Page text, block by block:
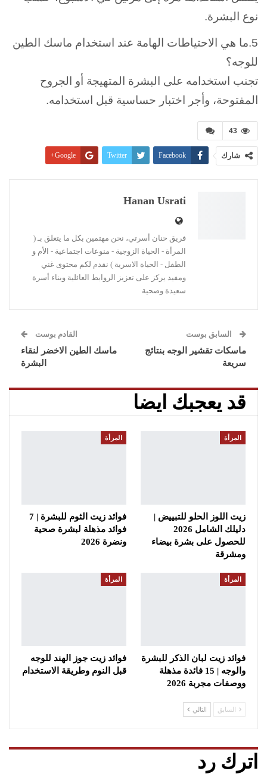
نوع البشرة.
5.ما هي الاحتياطات الهامة عند استخدام ماسك الطين
للوجه؟
تجنب استخدامه على البشرة المتهيجة أو الجروح
المفتوحة، وأجر اختبار حساسية قبل استخدامه.
43
شارك Facebook
Twitter
Google+
Linkedin
Hanan Usrati
فريق حنان أسرتي، نحن مهتمين بكل ما يتعلق بـ (
المرأة - الحياة الزوجية - منوعات اجتماعية - الأم و
الطفل - الحياة الاسرية ) نقدم لكم محتوى غني
ومفيد يركز على تعزيز الروابط العائلية وبناء أسرة
سعيدة وصحية
السابق بوست
ماسكات تقشير الوجه بنتائج
سريعة
القادم بوست
ماسك الطين الاخضر لنقاء
البشرة
قد يعجبك ايضا
المرأة
زيت اللوز الحلو للتبييض |
دليلك الشامل 2026
للحصول على بشرة بيضاء
ومشرقة
المرأة
فوائد زيت الثوم للبشرة | 7
فوائد مذهلة لبشرة صحية
ونضرة 2026
المرأة
فوائد زيت لبان الذكر للبشرة
والوجه | 15 فائدة مذهلة
ووصفات مجربة 2026
المرأة
فوائد زيت جوز الهند للوجه
قبل النوم وطريقة الاستخدام
السابق التالي
اترك رد